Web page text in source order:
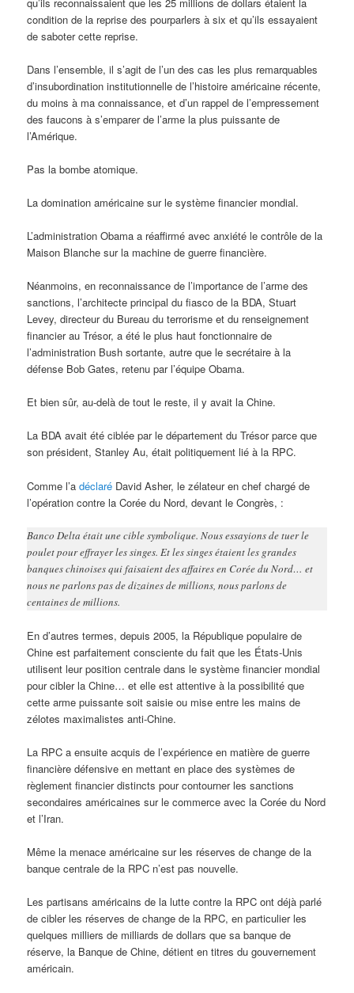
condition de la reprise des pourparlers à six et qu’ils essayaient
de saboter cette reprise.
Dans l’ensemble, il s’agit de l’un des cas les plus remarquables
d’insubordination institutionnelle de l’histoire américaine récente,
du moins à ma connaissance, et d’un rappel de l’empressement
des faucons à s’emparer de l’arme la plus puissante de
l’Amérique.
Pas la bombe atomique.
La domination américaine sur le système financier mondial.
L’administration Obama a réaffirmé avec anxiété le contrôle de la
Maison Blanche sur la machine de guerre financière.
Néanmoins, en reconnaissance de l’importance de l’arme des
sanctions, l’architecte principal du fiasco de la BDA, Stuart
Levey, directeur du Bureau du terrorisme et du renseignement
financier au Trésor, a été le plus haut fonctionnaire de
l’administration Bush sortante, autre que le secrétaire à la
défense Bob Gates, retenu par l’équipe Obama.
Et bien sûr, au-delà de tout le reste, il y avait la Chine.
La BDA avait été ciblée par le département du Trésor parce que
son président, Stanley Au, était politiquement lié à la RPC.
Comme l’adéclaré David Asher, le zélateur en chef chargé de
l’opération contre la Corée du Nord, devant le Congrès, :
Banco Delta était une cible symbolique. Nous essayions de tuer le
poulet pour effrayer les singes. Et les singes étaient les grandes
banques chinoises qui faisaient des affaires en Corée du Nord… et
nous ne parlons pas de dizaines de millions, nous parlons de
centaines de millions.
En d’autres termes, depuis 2005, la République populaire de
Chine est parfaitement consciente du fait que les États-Unis
utilisent leur position centrale dans le système financier mondial
pour cibler la Chine… et elle est attentive à la possibilité que
cette arme puissante soit saisie ou mise entre les mains de
zélotes maximalistes anti-Chine.
La RPC a ensuite acquis de l’expérience en matière de guerre
financière défensive en mettant en place des systèmes de
règlement financier distincts pour contourner les sanctions
secondaires américaines sur le commerce avec la Corée du Nord
et l’Iran.
Même la menace américaine sur les réserves de change de la
banque centrale de la RPC n’est pas nouvelle.
Les partisans américains de la lutte contre la RPC ont déjà parlé
de cibler les réserves de change de la RPC, en particulier les
quelques milliers de milliards de dollars que sa banque de
réserve, la Banque de Chine, détient en titres du gouvernement
américain.